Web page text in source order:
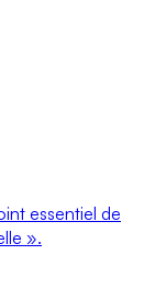
essentiel de
».